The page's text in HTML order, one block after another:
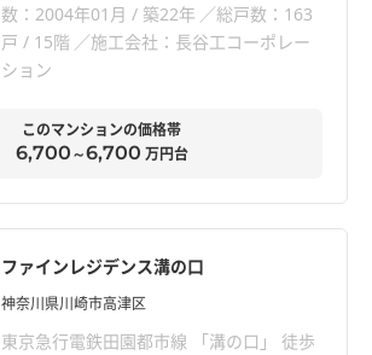
数：2004年01月 / 築22年
総戸数：163
戸 / 15階
施工会社：長谷工コーポレー
ション
このマンションの価格帯
6,700～6,700 万円台
ファインレジデンス溝の口
神奈川県川崎市高津区
東京急行電鉄田園都市線 「溝の口」 徒歩